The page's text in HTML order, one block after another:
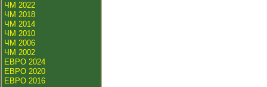
ЧМ 2022
ЧМ 2018
ЧМ 2014
ЧМ 2010
ЧМ 2006
ЧМ 2002
ЕВРО 2024
ЕВРО 2020
ЕВРО 2016